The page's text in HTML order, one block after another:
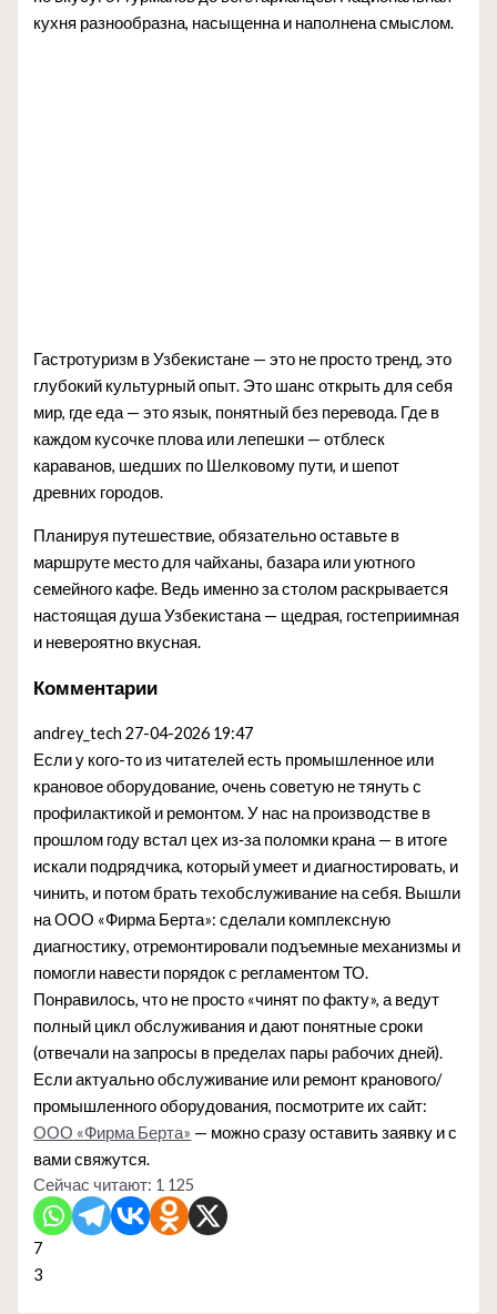
кухня разнообразна, насыщенна и наполнена смыслом.
Гастротуризм в Узбекистане — это не просто тренд, это
глубокий культурный опыт. Это шанс открыть для себя
мир, где еда — это язык, понятный без перевода. Где в
каждом кусочке плова или лепешки — отблеск
караванов, шедших по Шелковому пути, и шепот
древних городов.
Планируя путешествие, обязательно оставьте в
маршруте место для чайханы, базара или уютного
семейного кафе. Ведь именно за столом раскрывается
настоящая душа Узбекистана — щедрая, гостеприимная
и невероятно вкусная.
Комментарии
andrey_tech 27-04-2026 19:47
Если у кого-то из читателей есть промышленное или
крановое оборудование, очень советую не тянуть с
профилактикой и ремонтом. У нас на производстве в
прошлом году встал цех из‑за поломки крана — в итоге
искали подрядчика, который умеет и диагностировать, и
чинить, и потом брать техобслуживание на себя. Вышли
на ООО «Фирма Берта»: сделали комплексную
диагностику, отремонтировали подъемные механизмы и
помогли навести порядок с регламентом ТО.
Понравилось, что не просто «чинят по факту», а ведут
полный цикл обслуживания и дают понятные сроки
(отвечали на запросы в пределах пары рабочих дней).
Если актуально обслуживание или ремонт кранового/
промышленного оборудования, посмотрите их сайт:
ООО «Фирма Берта» — можно сразу оставить заявку и с
вами свяжутся.
Сейчас читают: 1 125
7
3